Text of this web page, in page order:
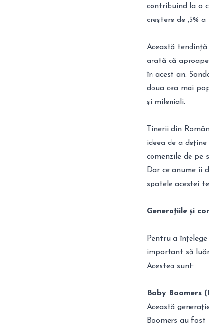
contribuind la o
creștere de ,5%
Această
arată că
în acest an.
doua cea mai
și mileniali.
Tinerii din
ideea de a
comenzile de pe
Dar ce anume îi
spatele acestei
Generațiile și
Pentru a
important să
Acestea sunt:
Baby Boomers
Această
Boomers au fost